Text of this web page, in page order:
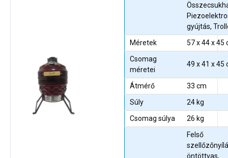
gyújtás,
Méretek
57 x 44 x 45
Csomag
méretei
49 x 41 x 45
Átmérő
33 cm
Súly
24 kg
Csomag súlya
26 kg
Felső
öntöttvas,